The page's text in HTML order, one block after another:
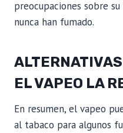
preocupaciones sobre
nunca han fumado.
EL VAPEO LA
En resumen, el vapeo
al tabaco para algunos